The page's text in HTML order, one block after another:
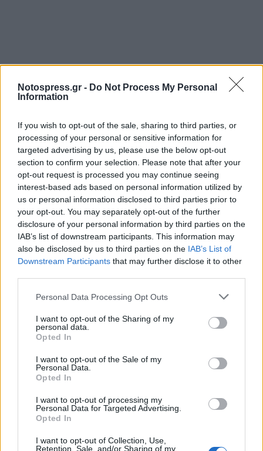
Notospress.gr - Do Not Process My Personal
Information
If you wish to opt-out of the sale, sharing to third parties, or
processing of your personal or sensitive information for
targeted advertising by us, please use the below opt-out
section to confirm your selection. Please note that after your
opt-out request is processed you may continue seeing
interest-based ads based on personal information utilized by
us or personal information disclosed to third parties prior to
your opt-out. You may separately opt-out of the further
disclosure of your personal information by third parties on the
IAB’s list of downstream participants. This information may
also be disclosed by us to third parties on the IAB’s List of
Downstream Participants that may further disclose it to other
Personal Data Processing Opt Outs
I want to opt-out of the Sharing of my
personal data.
Opted In
I want to opt-out of the Sale of my
Personal Data.
Opted In
I want to opt-out of processing my
Personal Data for Targeted Advertising.
Opted In
I want to opt-out of Collection, Use,
Retention, Sale, and/or Sharing of my
Σχετικά Άρθρα